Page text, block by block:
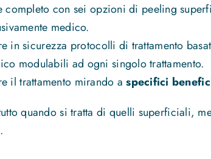
completo con sei opzioni di peeling
medico.
sicurezza protocolli di trattamento
modulabili ad ogni singolo trattamento.
il trattamento mirando a specifici
quando si tratta di quelli superficiali,